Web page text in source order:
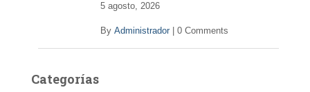
5 agosto, 2026
By Administrador 0 Comments
Categorías